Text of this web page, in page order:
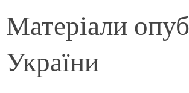
Матеріали
України